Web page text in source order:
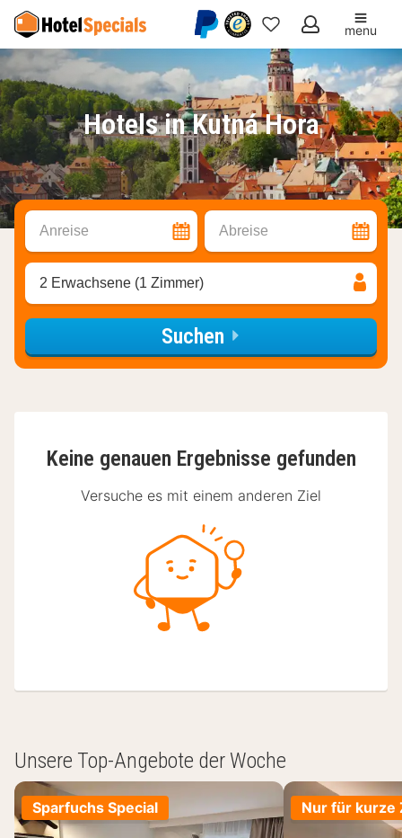
Meine
Favoriten
menu
Hotels in Kutná Hora
Anreise Abreise
2 Erwachsene (1 Zimmer)
Suchen
Keine genauen Ergebnisse gefunden
Versuche es mit einem anderen Ziel
Unsere Top-Angebote der Woche
Sparfuchs Special Nur für kurze